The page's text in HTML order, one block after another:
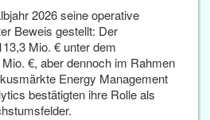
2026 seine operative
Beweis gestellt: Der
Mio. € unter dem
€, aber dennoch im Rahmen
Energy Management
bestätigten ihre Rolle als